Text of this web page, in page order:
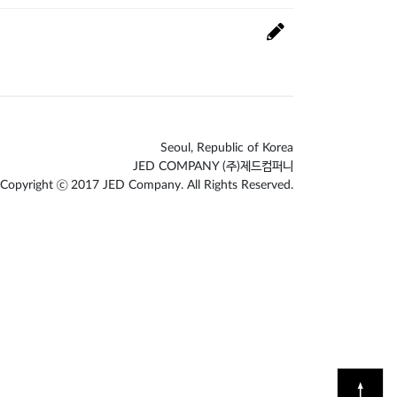
Seoul, Republic of Korea
JED COMPANY (주)제드컴퍼니
Copyright ⓒ 2017 JED Company. All Rights Reserved.
↑